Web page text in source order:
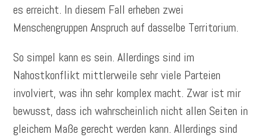
es erreicht. In diesem Fall erheben zwei
Menschengruppen Anspruch auf dasselbe Territorium.
So simpel kann es sein. Allerdings sind im
Nahostkonflikt mittlerweile sehr viele Parteien
involviert, was ihn sehr komplex macht. Zwar ist mir
bewusst, dass ich wahrscheinlich nicht allen Seiten in
gleichem Maße gerecht werden kann. Allerdings sind